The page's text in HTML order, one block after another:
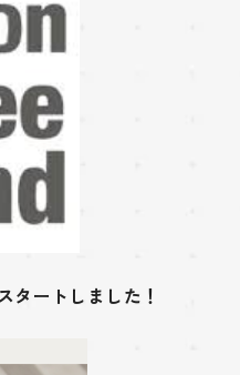
タートしました！